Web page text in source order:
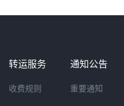
转运服务
收费规则
通知公告
重要通知